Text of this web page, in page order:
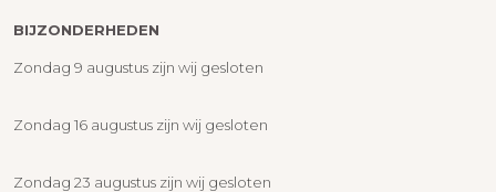
BIJZONDERHEDEN
Zondag 9 augustus zijn wij gesloten
Zondag 16 augustus zijn wij gesloten
Zondag 23 augustus zijn wij gesloten